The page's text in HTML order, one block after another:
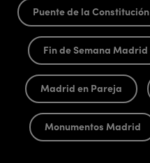
Puente de la Constitución
Fin de Semana Madrid
Madrid en Pareja
Monumentos Madrid